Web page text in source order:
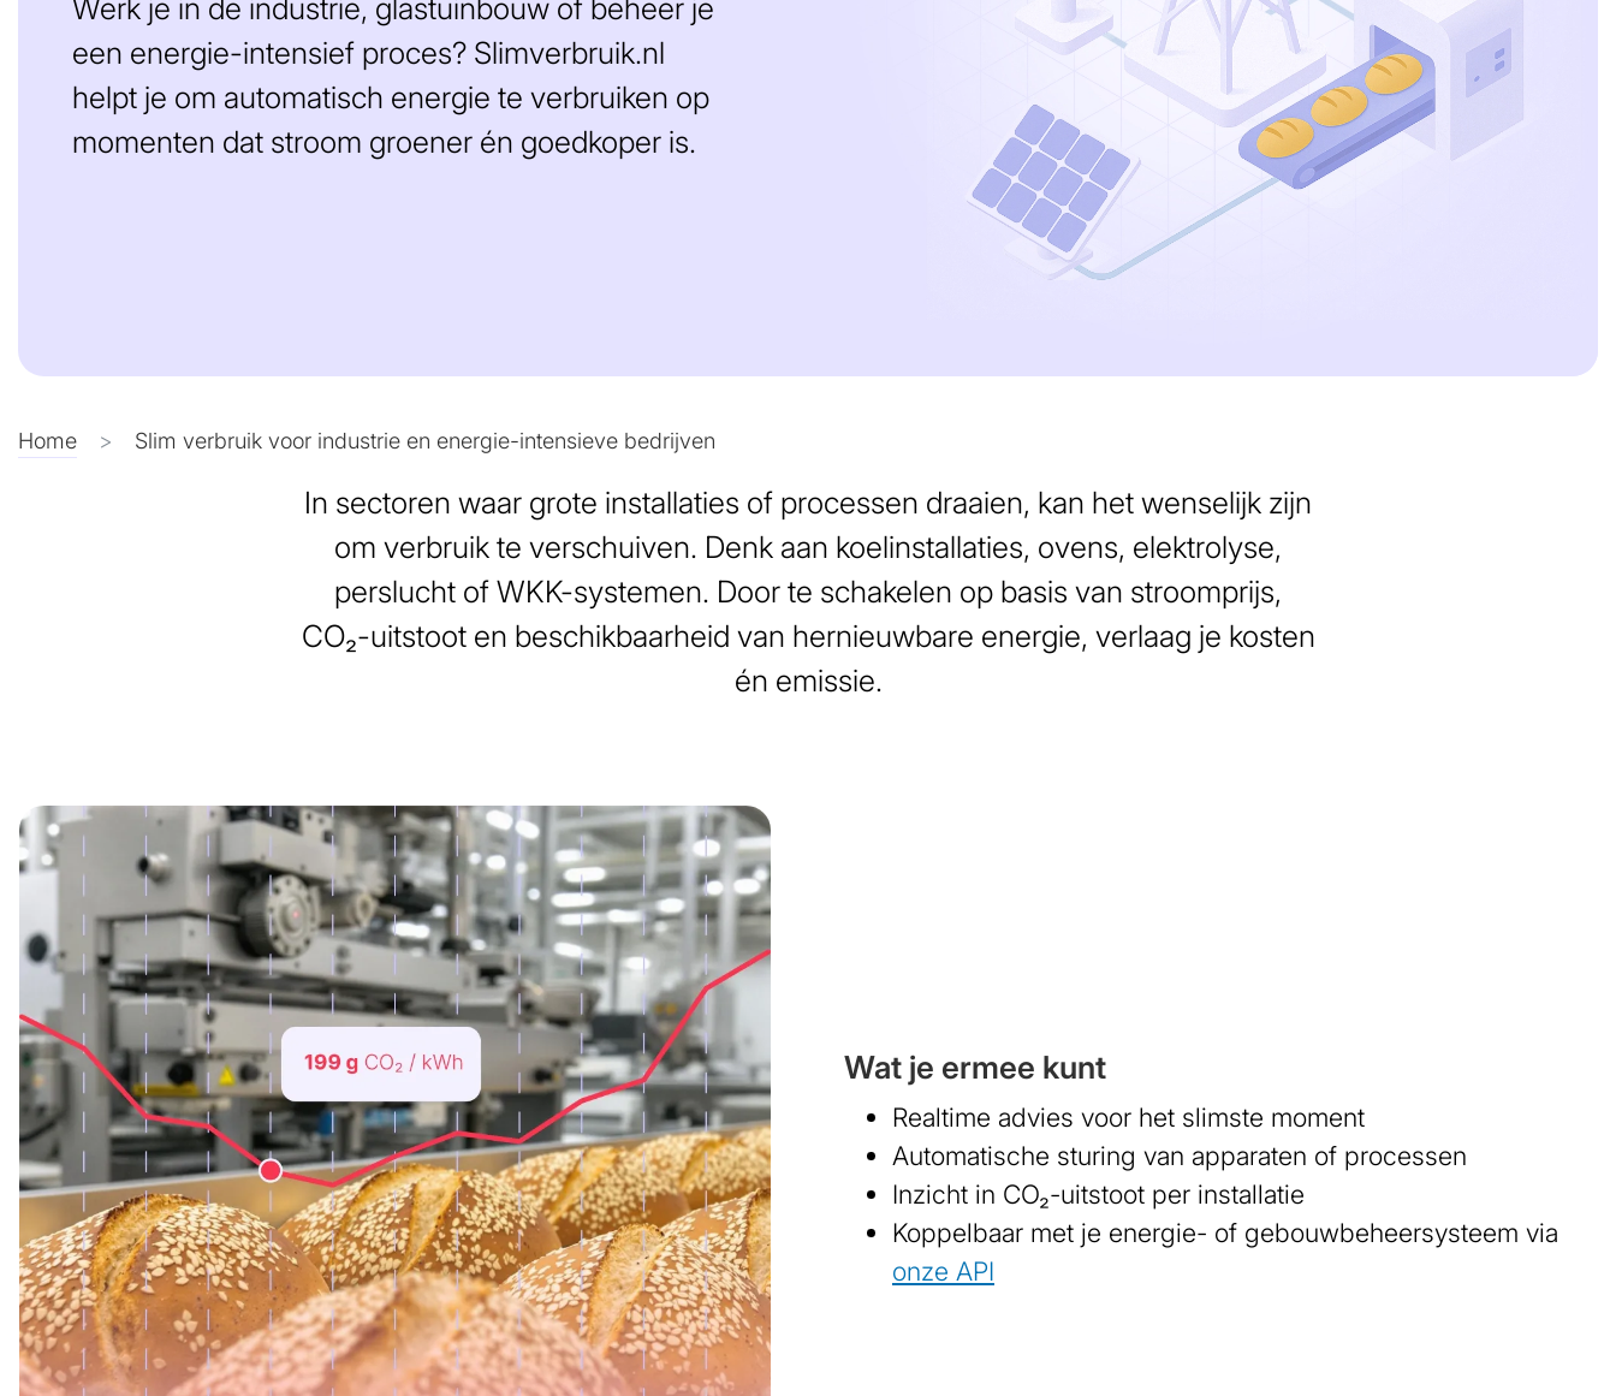
Werk je in de industrie, glastuinbouw of beheer je
een energie-intensief proces? Slimverbruik.nl
helpt je om automatisch energie te verbruiken op
momenten dat stroom groener én goedkoper is.
Home Slim verbruik voor industrie en energie-intensieve bedrijven
In sectoren waar grote installaties of processen draaien, kan het wenselijk zijn
om verbruik te verschuiven. Denk aan koelinstallaties, ovens, elektrolyse,
perslucht of WKK-systemen. Door te schakelen op basis van stroomprijs,
CO₂-uitstoot en beschikbaarheid van hernieuwbare energie, verlaag je kosten
én emissie.
Afbeelding
Wat je ermee kunt
Realtime advies voor het slimste moment
Automatische sturing van apparaten of processen
Inzicht in CO₂-uitstoot per installatie
Koppelbaar met je energie- of gebouwbeheersysteem via
onze API